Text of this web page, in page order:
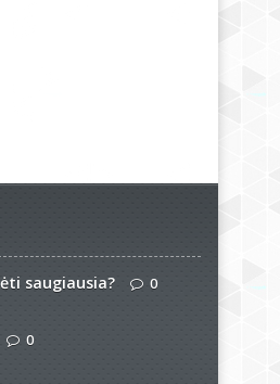
saugiausia? 0
0